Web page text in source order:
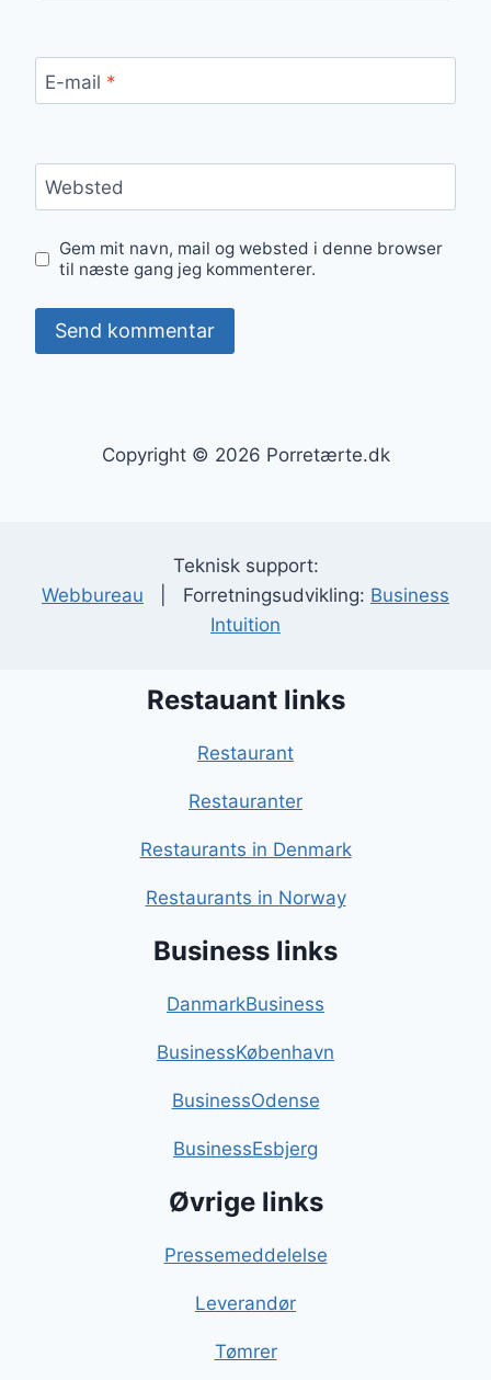
E-mail *
Websted
Gem mit navn, mail og websted i denne browser
til næste gang jeg kommenterer.
Copyright © 2026 Porretærte.dk
Teknisk support:
Webbureau | Forretningsudvikling: Business
Intuition
Restauant links
Restaurant
Restauranter
Restaurants in Denmark
Restaurants in Norway
Business links
DanmarkBusiness
BusinessKøbenhavn
BusinessOdense
BusinessEsbjerg
Øvrige links
Pressemeddelelse
Leverandør
Tømrer